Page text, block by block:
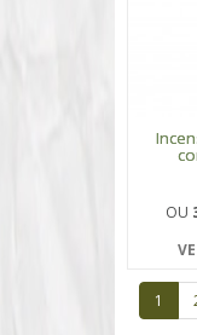
OU
1